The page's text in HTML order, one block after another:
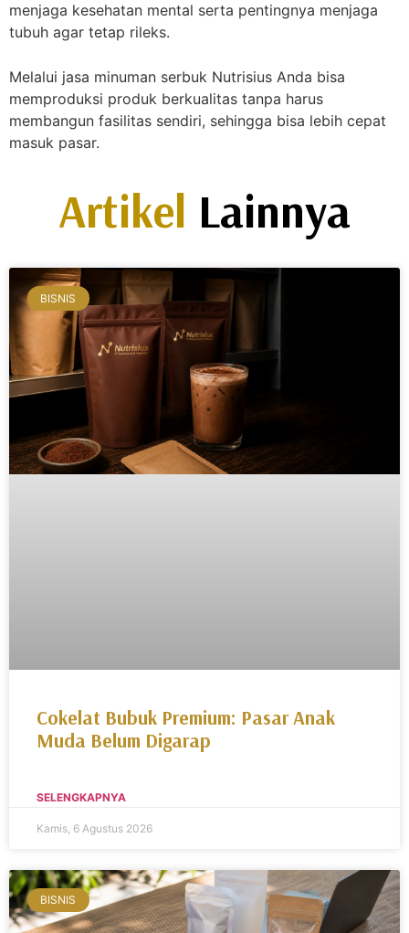
menjaga kesehatan mental serta pentingnya menjaga
tubuh agar tetap rileks.
Melalui jasa minuman serbuk Nutrisius Anda bisa
memproduksi produk berkualitas tanpa harus
membangun fasilitas sendiri, sehingga bisa lebih cepat
masuk pasar.
Artikel Lainnya
BISNIS
Cokelat Bubuk Premium: Pasar Anak
Muda Belum Digarap
SELENGKAPNYA
Kamis, 6 Agustus 2026
BISNIS